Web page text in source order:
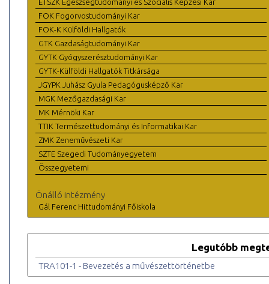
ETSZK Egészségtudományi és Szociális Képzési Kar
FOK Fogorvostudományi Kar
FOK-K Külföldi Hallgatók
GTK Gazdaságtudományi Kar
GYTK Gyógyszerésztudományi Kar
GYTK-Külföldi Hallgatók Titkársága
JGYPK Juhász Gyula Pedagógusképző Kar
MGK Mezőgazdasági Kar
MK Mérnöki Kar
TTIK Természettudományi és Informatikai Kar
ZMK Zeneművészeti Kar
SZTE Szegedi Tudományegyetem
Összegyetemi
Önálló intézmény
Gál Ferenc Hittudományi Főiskola
Legutóbb
TRA101-1 - Bevezetés a művészettörténetbe